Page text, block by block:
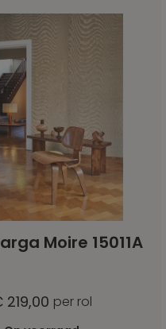
Moire 15011A
219,00 per rol